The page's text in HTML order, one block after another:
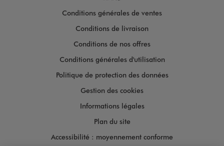
Conditions générales de ventes
Conditions de livraison
Conditions de nos offres
Conditions générales d'utilisation
Politique de protection des données
Gestion des cookies
Informations légales
Plan du site
Accessibilité : moyennement conforme